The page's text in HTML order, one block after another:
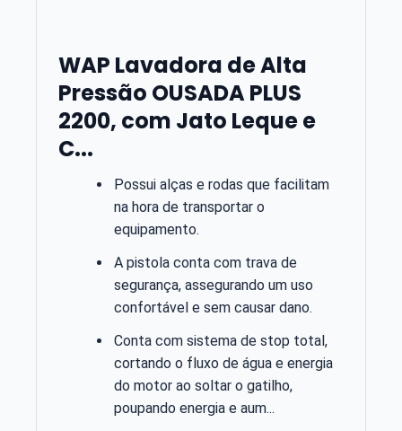
WAP Lavadora de Alta
Pressão OUSADA PLUS
2200, com Jato Leque e
C...
Possui alças e rodas que facilitam
na hora de transportar o
equipamento.
A pistola conta com trava de
segurança, assegurando um uso
confortável e sem causar dano.
Conta com sistema de stop total,
cortando o fluxo de água e energia
do motor ao soltar o gatilho,
poupando energia e aum...